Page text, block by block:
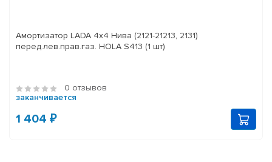
Амортизатор LADA 4x4 Нива (2121-21213, 2131)
перед.лев.прав.газ. HOLA S413 (1 шт)
0 отзывов
заканчивается
1 404 ₽